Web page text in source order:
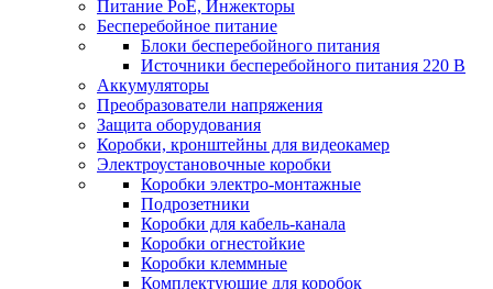
Питание PoE, Инжекторы
Бесперебойное питание
Блоки бесперебойного питания
Источники бесперебойного питания 220 В
Аккумуляторы
Преобразователи напряжения
Защита оборудования
Коробки, кронштейны для видеокамер
Электроустановочные коробки
Коробки электро-монтажные
Подрозетники
Коробки для кабель-канала
Коробки огнестойкие
Коробки клеммные
Комплектующие для коробок